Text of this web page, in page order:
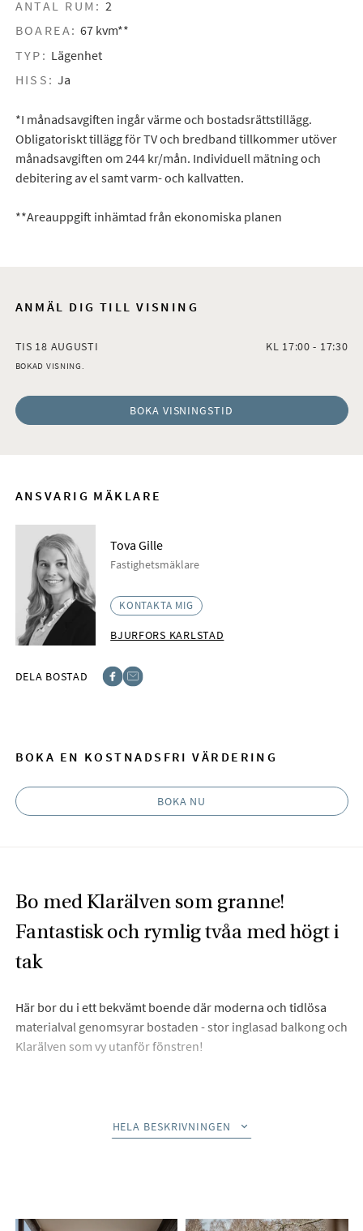
ANTAL RUM: 2
BOAREA: 67 kvm**
TYP: Lägenhet
HISS: Ja
*I månadsavgiften ingår värme och bostadsrättstillägg.
Obligatoriskt tillägg för TV och bredband tillkommer utöver
månadsavgiften om 244 kr/mån. Individuell mätning och
debitering av el samt varm- och kallvatten.
**Areauppgift inhämtad från ekonomiska planen
ANMÄL DIG TILL VISNING
TIS 18 AUGUSTI KL 17:00 - 17:30
BOKAD VISNING.
BOKA VISNINGSTID
ANSVARIG MÄKLARE
Tova Gille
Fastighetsmäklare
KONTAKTA MIG
BJURFORS KARLSTAD
DELA BOSTAD
BOKA EN KOSTNADSFRI VÄRDERING
BOKA NU
Bo med Klarälven som granne!
Fantastisk och rymlig tvåa med högt i
tak
Här bor du i ett bekvämt boende där moderna och tidlösa
materialval genomsyrar bostaden - stor inglasad balkong och
Klarälven som vy utanför fönstren!
materialval. Stor inglasad uteplats med plats för både
HELA BESKRIVNINGEN